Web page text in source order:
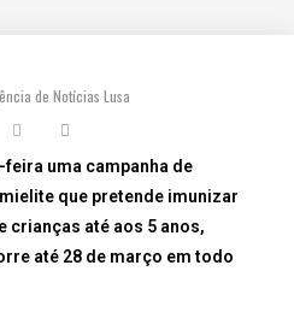
de Notícias Lusa
uma campanha de
que pretende imunizar
crianças até aos 5 anos,
até 28 de março em todo